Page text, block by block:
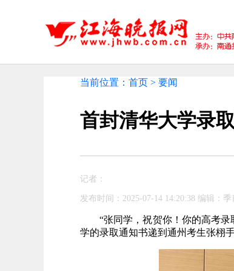
当前位置：首页 > 要闻
首封清华大学录
记者：
发布时间：2025-07-14 14:20:38 编辑：季
“张同学，祝贺你！你的高考
学的录取通知书递到通州考生张栩